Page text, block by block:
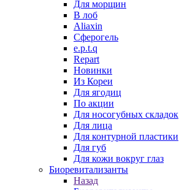
Для морщин
В лоб
Aliaxin
Сферогель
e.p.t.q
Repart
Новинки
Из Кореи
Для ягодиц
По акции
Для носогубных складок
Для лица
Для контурной пластики
Для губ
Для кожи вокруг глаз
Биоревитализанты
Назад